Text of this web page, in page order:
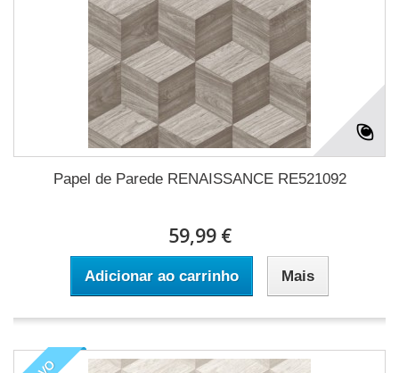
Papel de Parede RENAISSANCE RE521092
59,99 €
Adicionar ao carrinho Mais